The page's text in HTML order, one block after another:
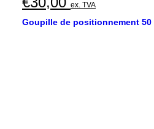
ex. TVA
Goupille de positionnement 50